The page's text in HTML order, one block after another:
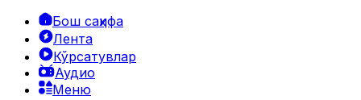
Бош саҳифа
Лента
Кўрсатувлар
Аудио
Меню